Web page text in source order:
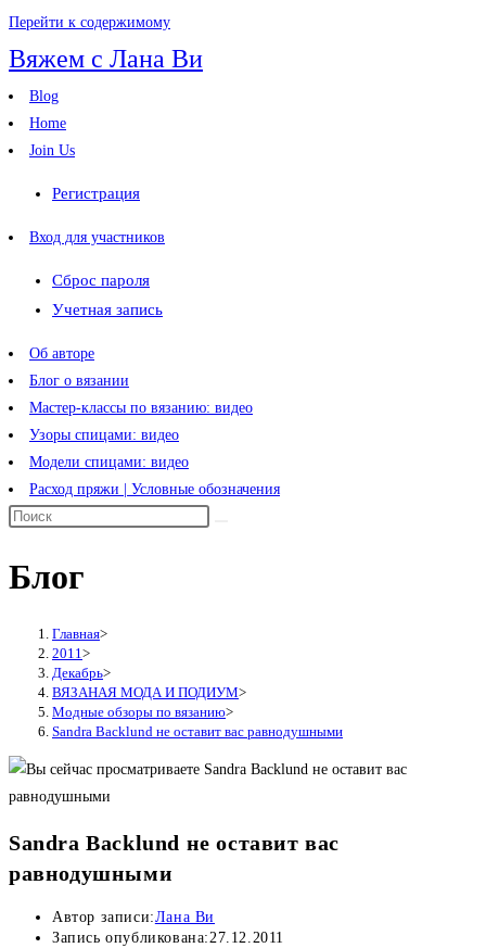
Перейти к содержимому
Вяжем с Лана Ви
Blog
Home
Join Us
Регистрация
Вход для участников
Сброс пароля
Учетная запись
Об авторе
Блог о вязании
Мастер-классы по вязанию: видео
Узоры спицами: видео
Модели спицами: видео
Расход пряжи | Условные обозначения
Блог
Главная>
2011 >
Декабрь>
ВЯЗАНАЯ МОДА И ПОДИУМ>
Модные обзоры по вязанию>
Sandra Backlund не оставит вас равнодушными
Sandra Backlund не оставит вас
равнодушными
Автор записи:Лана Ви
Запись опубликована:27.12.2011